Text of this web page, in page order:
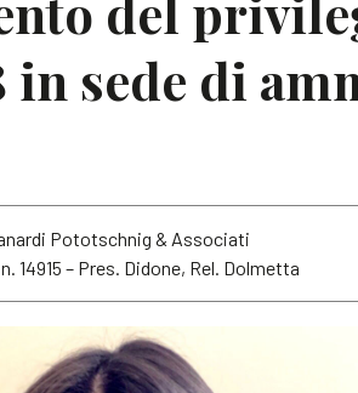
in sede di
Pototschnig & Associati
14915 – Pres. Didone, Rel. Dolmetta